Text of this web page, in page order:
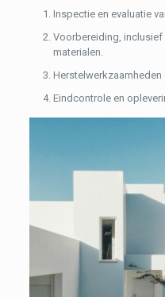
Inspectie en evaluatie
Voorbereiding, inclusief
materialen.
Herstelwerkzaamheden
Eindcontrole en